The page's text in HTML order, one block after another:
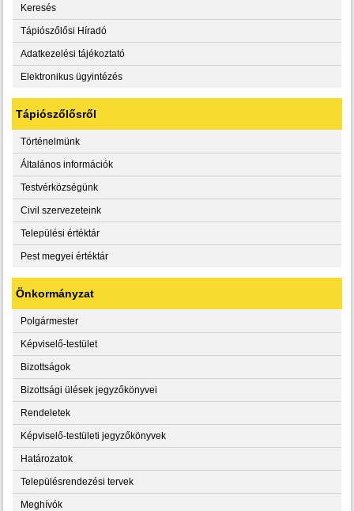
Keresés
Tápiószőlősi Híradó
Adatkezelési tájékoztató
Elektronikus ügyintézés
Tápiószőlősről
Történelmünk
Általános információk
Testvérközségünk
Civil szervezeteink
Települési értéktár
Pest megyei értéktár
Önkormányzat
Polgármester
Képviselő-testület
Bizottságok
Bizottsági ülések jegyzőkönyvei
Rendeletek
Képviselő-testületi jegyzőkönyvek
Határozatok
Településrendezési tervek
Meghívók